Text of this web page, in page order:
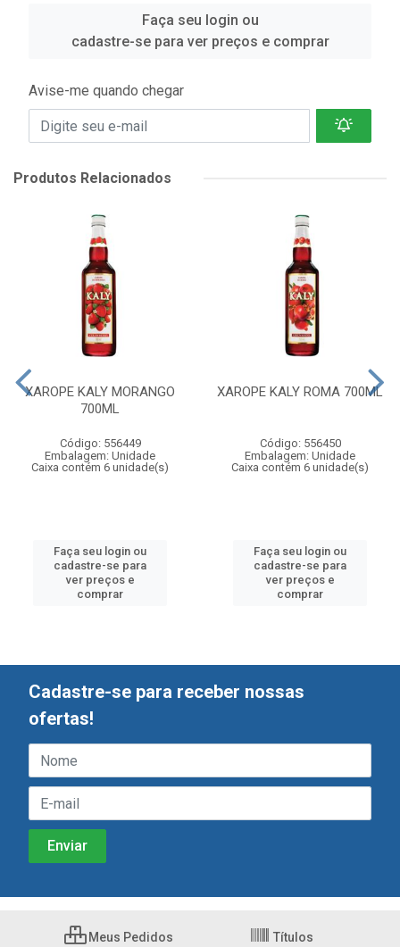
Faça seu login ou
cadastre-se para ver preços e comprar
Avise-me quando chegar
Produtos Relacionados
XAROPE KALY MORANGO
700ML
Código: 556449
Embalagem: Unidade
Caixa contém 6 unidade(s)
Faça seu login ou
cadastre-se para
ver preços e
comprar
XAROPE KALY ROMA 700ML
Código: 556450
Embalagem: Unidade
Caixa contém 6 unidade(s)
Faça seu login ou
cadastre-se para
ver preços e
comprar
Cadastre-se para receber nossas
ofertas!
Meus Pedidos Títulos